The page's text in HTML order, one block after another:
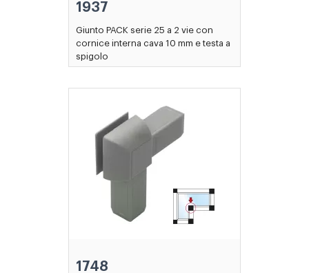
1937
Giunto PACK serie 25 a 2 vie con
cornice interna cava 10 mm e testa a
spigolo
1748